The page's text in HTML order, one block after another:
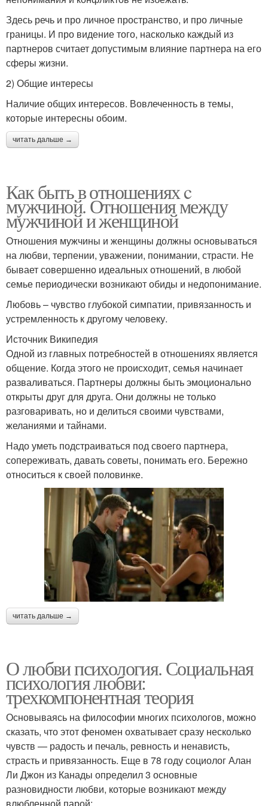
Здесь речь и про личное пространство, и про личные
границы. И про видение того, насколько каждый из
партнеров считает допустимым влияние партнера на его
сферы жизни.
2) Общие интересы
Наличие общих интересов. Вовлеченность в темы,
которые интересны обоим.
читать дальше →
Как быть в отношениях c
мужчиной. Отношения между
мужчиной и женщиной
Отношения мужчины и женщины должны основываться
на любви, терпении, уважении, понимании, страсти. Не
бывает совершенно идеальных отношений, в любой
семье периодически возникают обиды и недопонимание.
Любовь – чувство глубокой симпатии, привязанность и
устремленность к другому человеку.
Источник Википедия
Одной из главных потребностей в отношениях является
общение. Когда этого не происходит, семья начинает
разваливаться. Партнеры должны быть эмоционально
открыты друг для друга. Они должны не только
разговаривать, но и делиться своими чувствами,
желаниями и тайнами.
Надо уметь подстраиваться под своего партнера,
сопереживать, давать советы, понимать его. Бережно
относиться к своей половинке.
читать дальше →
О любви психология. Социальная
психология любви:
трехкомпонентная теория
Основываясь на философии многих психологов, можно
сказать, что этот феномен охватывает сразу несколько
чувств — радость и печаль, ревность и ненависть,
страсть и привязанность. Еще в 78 году социолог Алан
Ли Джон из Канады определил 3 основные
разновидности любви, которые возникают между